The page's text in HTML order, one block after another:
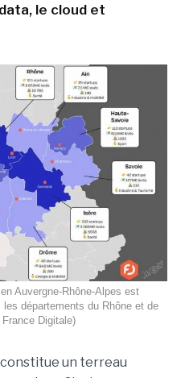
le cloud et
Auvergne-Rhône-Alpes est
départements du Rhône et de
Digitale)
constitue un terreau